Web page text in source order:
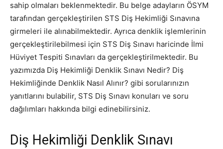
sahip olmaları beklenmektedir. Bu belge adayların ÖSYM
tarafından gerçekleştirilen STS Diş Hekimliği Sınavına
girmeleri ile alınabilmektedir. Ayrıca denklik işlemlerinin
gerçekleştirilebilmesi için STS Diş Sınavı haricinde İlmi
Hüviyet Tespiti Sınavları da gerçekleştirilmektedir. Bu
yazımızda Diş Hekimliği Denklik Sınavı Nedir? Diş
Hekimliğinde Denklik Nasıl Alınır? gibi sorularınızın
yanıtlarını bulabilir, STS Diş Sınavı konuları ve soru
dağılımları hakkında bilgi edinebilirsiniz.
Diş Hekimliği Denklik Sınavı